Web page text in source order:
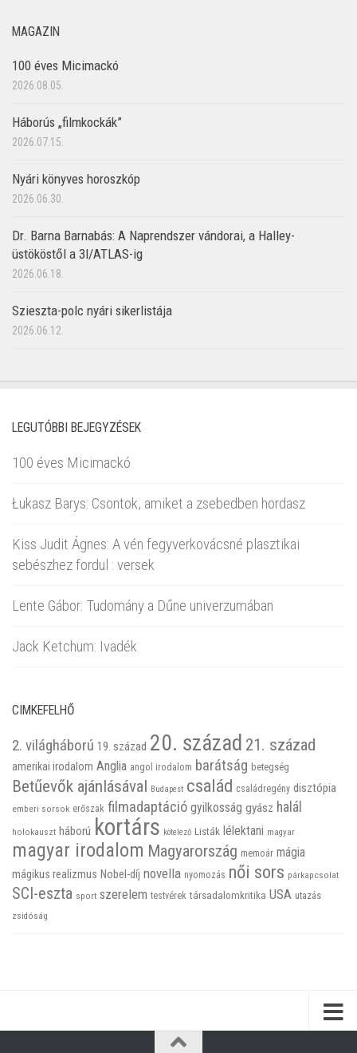
MAGAZIN
100 éves Micimackó
2026.08.05.
Háborús „filmkockák”
2026.07.15.
Nyári könyves horoszkóp
2026.06.30.
Dr. Barna Barnabás: A Naprendszer vándorai, a Halley-
üstököstől a 3I/ATLAS-ig
2026.06.18.
Szieszta-polc nyári sikerlistája
2026.06.12.
LEGUTÓBBI BEJEGYZÉSEK
100 éves Micimackó
Łukasz Barys: Csontok, amiket a zsebedben hordasz
Kiss Judit Ágnes: A vén fegyverkovácsné plasztikai
sebészhez fordul : versek
Lente Gábor: Tudomány a Dűne univerzumában
Jack Ketchum: Ivadék
CIMKEFELHŐ
2. világháború 19. század 20. század 21. század
amerikai irodalom Anglia angol irodalom barátság betegség
Betűevők ajánlásával Budapest család családregény disztópia
emberi sorsok erőszak filmadaptáció gyilkosság gyász halál
holokauszt háború kortárs kötelező Listák lélektani magyar
magyar irodalom Magyarország memoár mágia
mágikus realizmus Nobel-díj novella nyomozás női sors párkapcsolat
SCI-eszta sport szerelem testvérek társadalomkritika USA utazás
zsidóság